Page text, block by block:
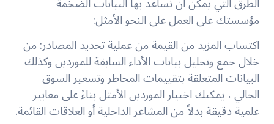
مؤسستك على العمل على النحو الأمثل:
اكتساب المزيد من القيمة من عملية تحديد المصادر: من
خلال جمع وتحليل بيانات الأداء السابقة للموردين وكذلك
البيانات المتعلقة بتقييمات المخاطر وتسعير السوق
الحالي ، يمكنك اختيار الموردين الأمثل بناءً على معايير
علمية دقيقة بدلاً من المشاعر الداخلية أو العلاقات القائمة.